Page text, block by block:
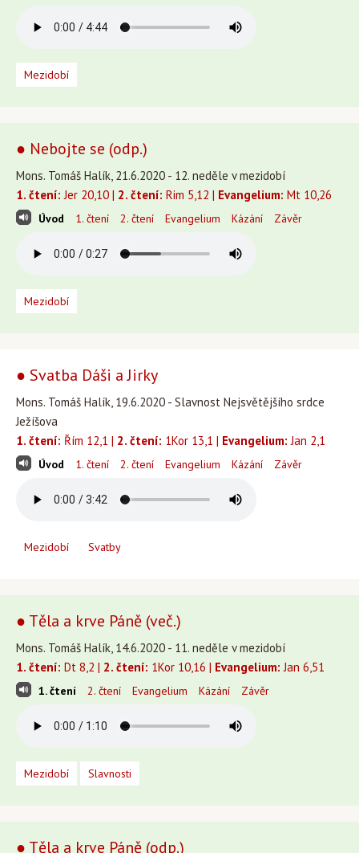
Mezidobí
● Nebojte se (odp.)
Mons. Tomáš Halík, 21.6.2020 - 12. neděle v mezidobí
1. čtení: Jer 20,10 | 2. čtení: Rim 5,12 | Evangelium: Mt 10,26
Úvod 1. čtení 2. čtení Evangelium Kázání Závěr
Mezidobí
● Svatba Dáši a Jirky
Mons. Tomáš Halík, 19.6.2020 - Slavnost Nejsvětějšího srdce
Ježíšova
1. čtení: Řím 12,1 | 2. čtení: 1Kor 13,1 | Evangelium: Jan 2,1
Úvod 1. čtení 2. čtení Evangelium Kázání Závěr
Mezidobí Svatby
● Těla a krve Páně (več.)
Mons. Tomáš Halík, 14.6.2020 - 11. neděle v mezidobí
1. čtení: Dt 8,2 | 2. čtení: 1Kor 10,16 | Evangelium: Jan 6,51
1. čtení 2. čtení Evangelium Kázání Závěr
Mezidobí Slavnosti
● Těla a krve Páně (odp.)